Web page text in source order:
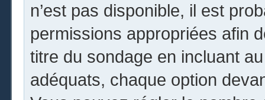
n’est pas disponible, il est
permissions appropriées afin
titre du sondage en incluant
adéquats, chaque option